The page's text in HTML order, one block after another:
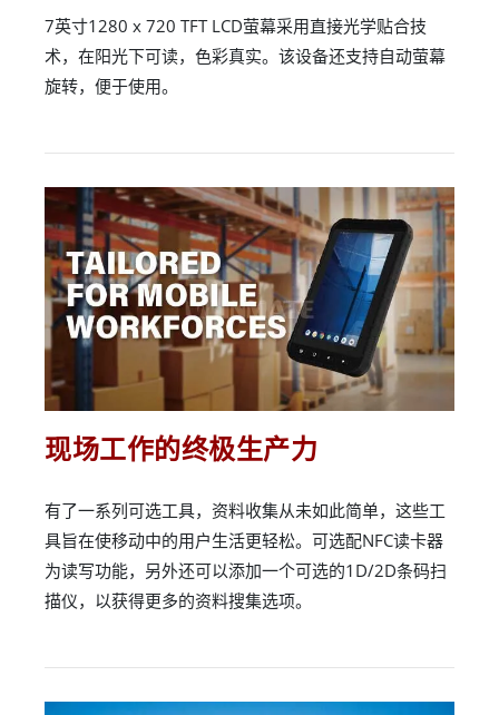
7英寸1280 x 720 TFT LCD萤幕采用直接光学贴合技
术，在阳光下可读，色彩真实。该设备还支持自动萤幕
旋转，便于使用。
现场工作的终极生产力
有了一系列可选工具，资料收集从未如此简单，这些工
具旨在使移动中的用户生活更轻松。可选配NFC读卡器
为读写功能，另外还可以添加一个可选的1D/2D条码扫
描仪，以获得更多的资料搜集选项。